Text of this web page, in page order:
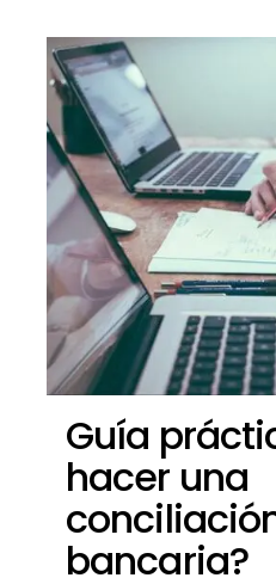
Guía
hacer una
bancaria?